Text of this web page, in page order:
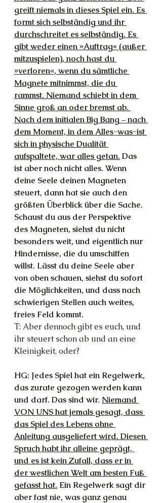
greift niemals in dieses Spiel ein. Es
formt sich selbständig und ihr
durchschreitet es selbständig. Es
gibt weder einen »Auftrag« (außer
mitzuspielen), noch hast du
»verloren«, wenn du sämtliche
Magnete mitnimmst, die du
rammst. Niemand schiebt in dem
Sinne groß an oder bremst ab.
Nach dem initialen Big Bang – nach
dem Moment, in dem Alles-was-ist
sich in physische Dualität
aufspaltete, war alles getan. Das
ist aber noch nicht alles. Wenn
deine Seele deinen Magneten
steuert, dann hat sie auch den
größten Überblick über die Sache.
Schaust du aus der Perspektive
des Magneten, siehst du nicht
besonders weit, und eigentlich nur
Hindernisse, die du umschiffen
willst. Lässt du deine Seele aber
von oben schauen, siehst du sofort
die Möglichkeiten, und dass nach
schwierigen Stellen auch weites,
freies Feld kommt.
T: Aber dennoch gibt es euch, und
ihr steuert schon ab und an eine
Kleinigkeit, oder?
HG: Jedes Spiel hat ein Regelwerk,
das zurate gezogen werden kann
und darf. Das sind wir. Niemand
VON UNS hat jemals gesagt, dass
das Spiel des Lebens ohne
Anleitung ausgeliefert wird. Diesen
Spruch habt ihr alleine geprägt,
und es ist kein Zufall, dass er in
der westlichen Welt am besten Fuß
gefasst hat. Ein Regelwerk sagt dir
aber fast nie, was ganz genau